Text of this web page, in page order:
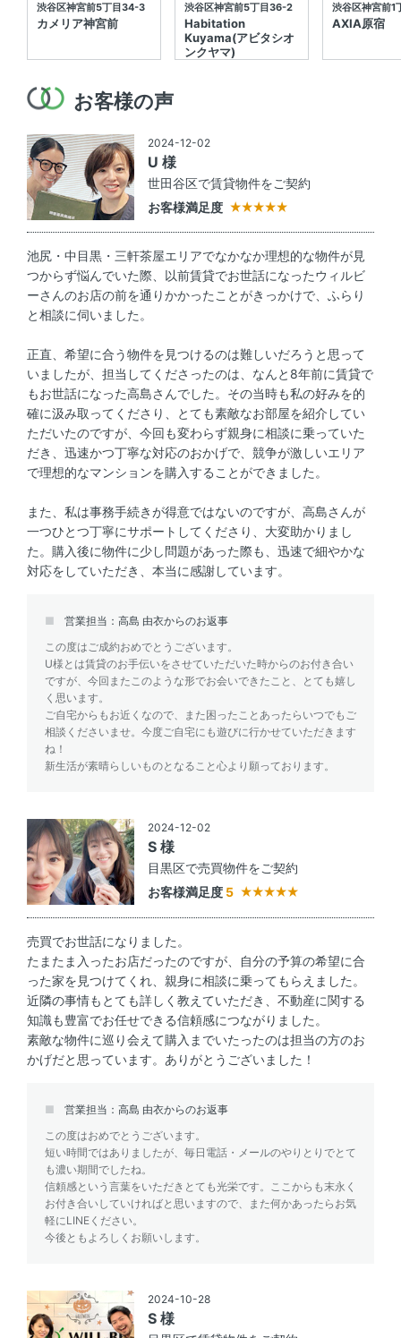
渋谷区神宮前5丁目34-3
カメリア神宮前
渋谷区神宮前5丁目36-2
Habitation
Kuyama(アビタシオ
ンクヤマ)
渋谷区神宮前
AXIA原宿
お客様の声
2024-12-02
U 様
世田谷区で賃貸物件をご契約
お客様満足度
池尻・中目黒・三軒茶屋エリアでなかなか理想的な物件が見
つからず悩んでいた際、以前賃貸でお世話になったウィルビ
ーさんのお店の前を通りかかったことがきっかけで、ふらり
と相談に伺いました。
正直、希望に合う物件を見つけるのは難しいだろうと思って
いましたが、担当してくださったのは、なんと8年前に賃貸で
もお世話になった高島さんでした。その当時も私の好みを的
確に汲み取ってくださり、とても素敵なお部屋を紹介してい
ただいたのですが、今回も変わらず親身に相談に乗っていた
だき、迅速かつ丁寧な対応のおかげで、競争が激しいエリア
で理想的なマンションを購入することができました。
また、私は事務手続きが得意ではないのですが、高島さんが
一つひとつ丁寧にサポートしてくださり、大変助かりまし
た。購入後に物件に少し問題があった際も、迅速で細やかな
対応をしていただき、本当に感謝しています。
営業担当：高島 由衣からのお返事
この度はご成約おめでとうございます。
U様とは賃貸のお手伝いをさせていただいた時からのお付き合い
ですが、今回またこのような形でお会いできたこと、とても嬉し
く思います。
ご自宅からもお近くなので、また困ったことあったらいつでもご
相談くださいませ。今度ご自宅にも遊びに行かせていただきます
ね！
新生活が素晴らしいものとなること心より願っております。
2024-12-02
S 様
目黒区で売買物件をご契約
お客様満足度 5
売買でお世話になりました。
たまたま入ったお店だったのですが、自分の予算の希望に合
った家を見つけてくれ、親身に相談に乗ってもらえました。
近隣の事情もとても詳しく教えていただき、不動産に関する
知識も豊富でお任せできる信頼感につながりました。
素敵な物件に巡り会えて購入までいたったのは担当の方のお
かげだと思っています。ありがとうございました！
営業担当：高島 由衣からのお返事
この度はおめでとうございます。
短い時間ではありましたが、毎日電話・メールのやりとりでとて
も濃い期間でしたね。
信頼感という言葉をいただきとても光栄です。ここからも末永く
お付き合いしていければと思いますので、また何かあったらお気
軽にLINEください。
今後ともよろしくお願いします。
2024-10-28
S 様